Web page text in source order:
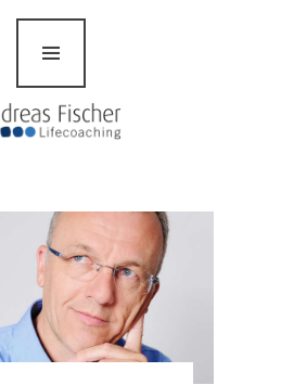
Fischer
Training